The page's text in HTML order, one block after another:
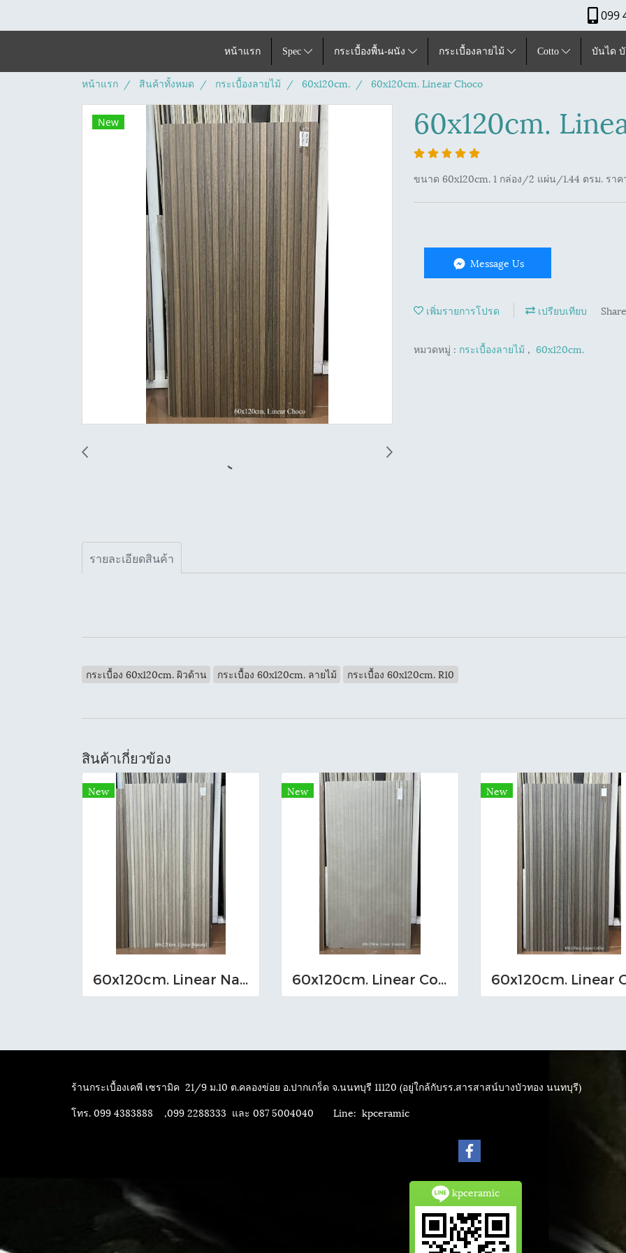
099
หน้าแรก Spec กระเบื้องพื้น-ผนัง กระเบื้องลายไม้ Cotto บันได
หน้าแรก สินค้าทั้งหมด กระเบื้องลายไม้ 60x120cm. 60x120cm. Linear Choco
New 60x120cm.
ขนาด 60x120cm. 1 กล่อง/2 แผ่น/1.44 ตรม. ร
Message Us
เพิ่มรายการโปรด เปรียบเทียบ Share
หมวดหมู่ : กระเบื้องลายไม้ , 60x120cm.
รายละเอียดสินค้า
กระเบื้อง 60x120cm. ผิวด้าน กระเบื้อง 60x120cm. ลายไม้ กระเบื้อง 60x120cm. R10
สินค้าเกี่ยวข้อง
New
60x120cm. Linear Natural
New
60x120cm. Linear Concrete
New
ร้านกระเบื้องเคพี เซรามิค 21/9 ม.10 ต.คลองข่อย อ.ปากเกร็ด จ.นนทบุรี 11120 (อยู่ใกล้กับรร.สารสาสน์บางบัวทอง นนทบุรี)
โทร. 099 4383888 ,099 2288333 และ 087 5004040 Line: kpceramic
kpceramic